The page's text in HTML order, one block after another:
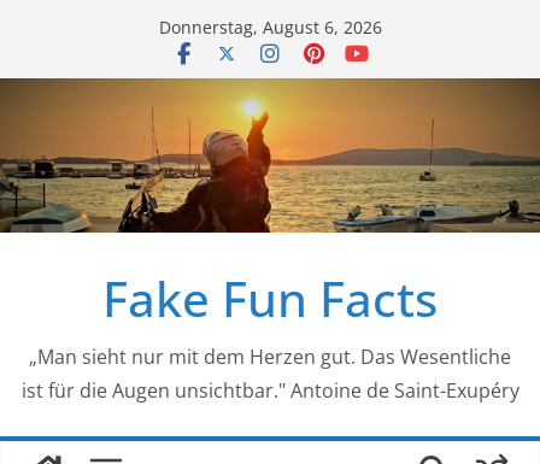
springen
Donnerstag, August 6, 2026
Fake Fun Facts
„Man sieht nur mit dem Herzen gut. Das Wesentliche
ist für die Augen unsichtbar." Antoine de Saint-Exupéry